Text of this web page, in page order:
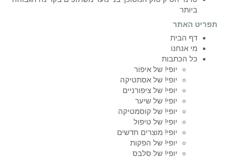
ביותר
תפריט האתר
דף הבית
מי אנחנו
כל הכתבות
יופי! של איפור
יופי! של אסתטיקה
יופי! של ציפורניים
יופי! של שיער
יופי! של קוסמטיקה
יופי! של טיפול
יופי! מוצרים חדשים
יופי! של הפקות
יופי! של סלבס